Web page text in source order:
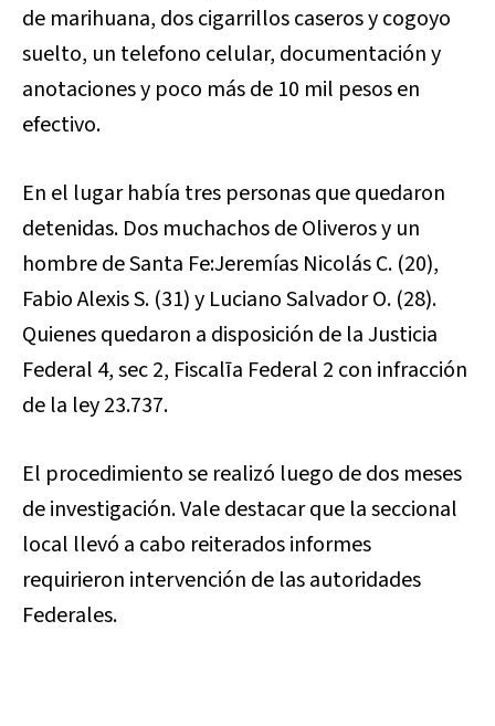
de marihuana, dos cigarrillos caseros y cogoyo
suelto, un telefono celular, documentación y
anotaciones y poco más de 10 mil pesos en
efectivo.
En el lugar había tres personas que quedaron
detenidas. Dos muchachos de Oliveros y un
hombre de Santa Fe:Jeremías Nicolás C. (20),
Fabio Alexis S. (31) y Luciano Salvador O. (28).
Quienes quedaron a disposición de la Justicia
Federal 4, sec 2, Fiscalīa Federal 2 con infracción
de la ley 23.737.
El procedimiento se realizó luego de dos meses
de investigación. Vale destacar que la seccional
local llevó a cabo reiterados informes
requirieron intervención de las autoridades
Federales.